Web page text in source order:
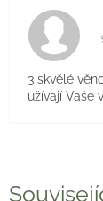
3 skvělé
užívají Vaše